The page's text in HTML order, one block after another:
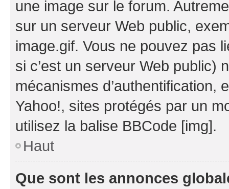
une image sur le forum.
sur un serveur Web public,
image.gif. Vous ne pouvez pas
si c’est un serveur Web public)
mécanismes d’authentification,
Yahoo!, sites protégés par un
utilisez la balise BBCode [img].
Haut
Que sont les annonces